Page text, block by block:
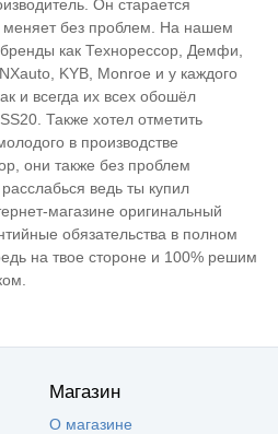
Он старается
меняет без проблем. На нашем
как Технорессор, Демфи,
KYB, Monroe и у каждого
и всегда их всех обошёл
Также хотел отметить
в производстве
они также без проблем
ведь ты купил
магазине оригинальный
обязательства в полном
на твое стороне и 100% решим
Магазин
О магазине